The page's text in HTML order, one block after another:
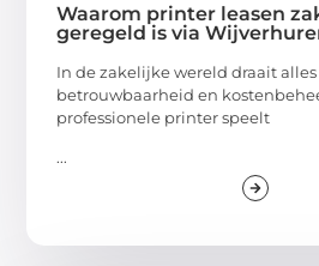
Waarom printer leasen
geregeld is via
In de zakelijke wereld draait
betrouwbaarheid en
professionele printer speelt
...